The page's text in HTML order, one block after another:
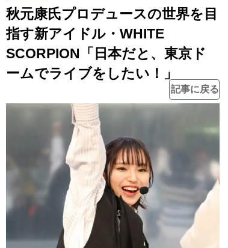
秋元康氏プロデュースの世界を目
指す新アイドル・WHITE
SCORPION「日本だと、東京ド
ームでライブをしたい！」
記事に戻る